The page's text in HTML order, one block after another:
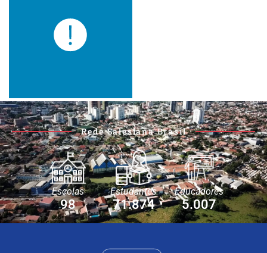
Rede Salesiana Brasil
Escolas
98
Estudantes
71.874
Educadores
5.007